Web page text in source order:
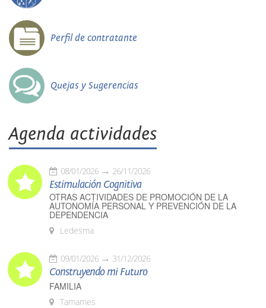
Perfil de contratante
Quejas y Sugerencias
Agenda actividades
08/01/2026 26/11/2026
Estimulación Cognitiva
OTRAS ACTIVIDADES DE PROMOCIÓN DE LA
AUTONOMÍA PERSONAL Y PREVENCIÓN DE LA
DEPENDENCIA
Ledesma
09/01/2026 31/12/2026
Construyendo mi Futuro
FAMILIA
Tamames